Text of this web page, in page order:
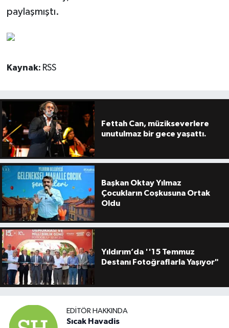
paylaşmıştı.
Kaynak: RSS
Fettah Can, müzikseverlere
unutulmaz bir gece yaşattı.
Başkan Oktay Yılmaz
Çocukların Coşkusuna Ortak
Oldu
Yıldırım’da ''15 Temmuz
Destanı Fotoğraflarla Yaşıyor"
EDITÖR HAKKINDA
Sıcak Havadis